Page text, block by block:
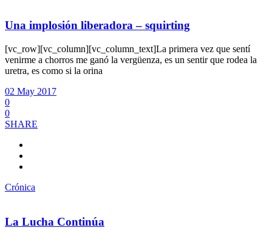
Una implosión liberadora – squirting
[vc_row][vc_column][vc_column_text]La primera vez que sentí
venirme a chorros me ganó la vergüenza, es un sentir que rodea la
uretra, es como si la orina
02 May 2017
0
0
SHARE
Crónica
La Lucha Continúa